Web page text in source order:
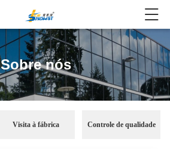
Sobre nós
Visita à fábrica Controle de qualidade